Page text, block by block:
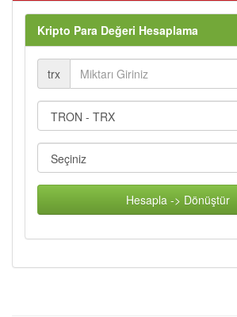
Kripto Para Değeri Hesaplama
trx
Hesapla -> Dönüştür